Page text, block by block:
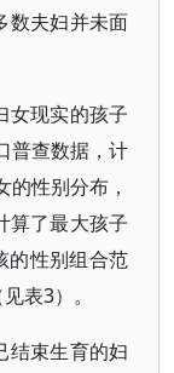
数夫妇并未面
女现实的孩子
普查数据，计
性别分布，
算了最大孩子
的性别组合范
表3）。
结束生育的妇